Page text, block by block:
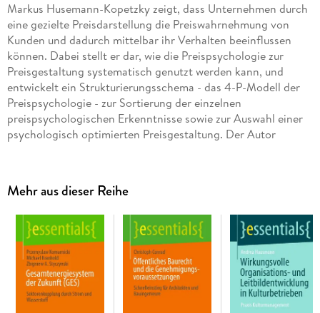
Markus Husemann-Kopetzky zeigt, dass Unternehmen durch
eine gezielte Preisdarstellung die Preiswahrnehmung von
Kunden und dadurch mittelbar ihr Verhalten beeinflussen
können. Dabei stellt er dar, wie die Preispsychologie zur
Preisgestaltung systematisch genutzt werden kann, und
entwickelt ein Strukturierungsschema - das 4-P-Modell der
Preispsychologie - zur Sortierung der einzelnen
preispsychologischen Erkenntnisse sowie zur Auswahl einer
psychologisch optimierten Preisgestaltung. Der Autor
wurde um neue Studien aus dem noch sehr dynamischen
Forschungsgebiet der Preispsychologie aktualisiert.
Der Autor:
Dr. MarkusHusemann-Kopetzkyist externer Habilitand bei
Prof. Dr. Andreas Eggert am Lehrstuhl für
Betriebswirtschaftslehre, insbesondere Marketing, an der
Mehr aus dieser Reihe